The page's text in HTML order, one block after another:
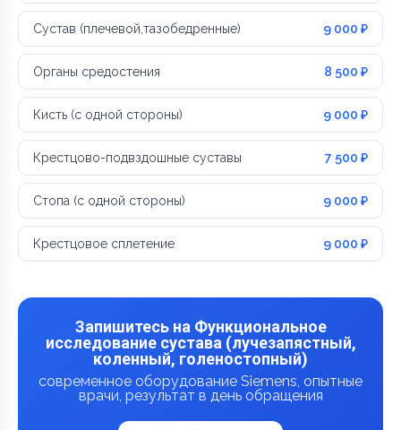
Сустав (плечевой,тазобедренные) 9 000 ₽
Органы средостения 8 500 ₽
Кисть (с одной стороны) 9 000 ₽
Крестцово-подвздошные суставы 7 500 ₽
Стопа (с одной стороны) 9 000 ₽
Крестцовое сплетение 9 000 ₽
Запишитесь на Функциональное
исследование сустава (лучезапястный,
коленный, голеностопный)
современное оборудование Siemens, опытные
врачи, результат в день обращения